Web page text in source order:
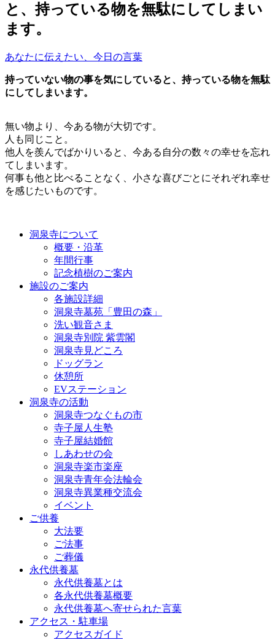
と、持っている物を無駄にしてしまい
ます。
あなたに伝えたい、今日の言葉
持っていない物の事を気にしていると、持っている物を無駄
にしてしまいます。
無い物より、今ある物が大切です。
人も同じこと。
他人を羨んでばかりいると、今ある自分の数々の幸せを忘れ
てしまいます。
何事も他と比べることなく、小さな喜びごとにそれぞれ幸せ
を感じたいものです。
洞泉寺について
概要・沿革
年間行事
記念植樹のご案内
施設のご案内
各施設詳細
洞泉寺墓苑「豊田の森」
洗い観音さま
洞泉寺別院 紫雲閣
洞泉寺見どころ
ドッグラン
休憩所
EVステーション
洞泉寺の活動
洞泉寺つなぐもの市
寺子屋人生塾
寺子屋結婚館
しあわせの会
洞泉寺楽市楽座
洞泉寺青年会法輪会
洞泉寺異業種交流会
イベント
ご供養
大法要
ご法事
ご葬儀
永代供養墓
永代供養墓とは
各永代供養墓概要
永代供養墓へ寄せられた言葉
アクセス・駐車場
アクセスガイド